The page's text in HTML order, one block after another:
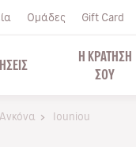
Ομάδες Gift Card
Η ΚΡΑΤΗΣΗ
ΣΟΥ
Iouniou